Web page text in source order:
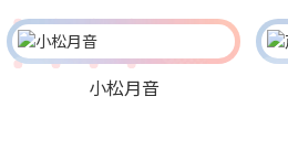
小松月音